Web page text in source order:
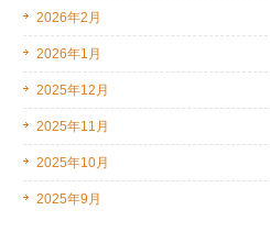
2026年2月
2026年1月
2025年12月
2025年11月
2025年10月
2025年9月